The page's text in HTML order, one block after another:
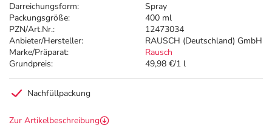
Darreichungsform:
Spray
Packungsgröße:
400 ml
PZN/Art.Nr.:
12473034
Anbieter/Hersteller:
RAUSCH (Deutschland) GmbH
Marke/Präparat:
Rausch
Grundpreis:
49,98 €/1 l
Nachfüllpackung
Zur Artikelbeschreibung